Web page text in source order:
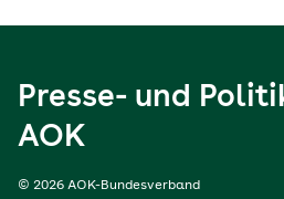
Presse- und
AOK
© 2026 AOK-Bundesverband